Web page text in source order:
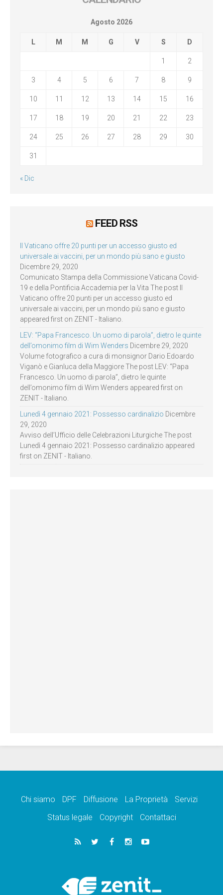
Agosto 2026
L M M G V S D
1 2
3 4 5 6 7 8 9
10 11 12 13 14 15 16
17 18 19 20 21 22 23
24 25 26 27 28 29 30
31
« Dic
FEED RSS
Il Vaticano offre 20 punti per un accesso giusto ed
universale ai vaccini, per un mondo più sano e giusto
Dicembre 29, 2020
Comunicato Stampa della Commissione Vaticana Covid-
19 e della Pontificia Accademia per la Vita The post Il
Vaticano offre 20 punti per un accesso giusto ed
universale ai vaccini, per un mondo più sano e giusto
appeared first on ZENIT - Italiano.
LEV: “Papa Francesco. Un uomo di parola”, dietro le quinte
dell’omonimo film di Wim Wenders Dicembre 29, 2020
Volume fotografico a cura di monsignor Dario Edoardo
Viganò e Gianluca della Maggiore The post LEV: “Papa
Francesco. Un uomo di parola”, dietro le quinte
dell’omonimo film di Wim Wenders appeared first on
ZENIT - Italiano.
Lunedì 4 gennaio 2021: Possesso cardinalizio Dicembre
29, 2020
Avviso dell’Ufficio delle Celebrazioni Liturgiche The post
Lunedì 4 gennaio 2021: Possesso cardinalizio appeared
first on ZENIT - Italiano.
Chi siamo DPF Diffusione La Proprietà
Servizi
Status legale
Copyright Contattaci